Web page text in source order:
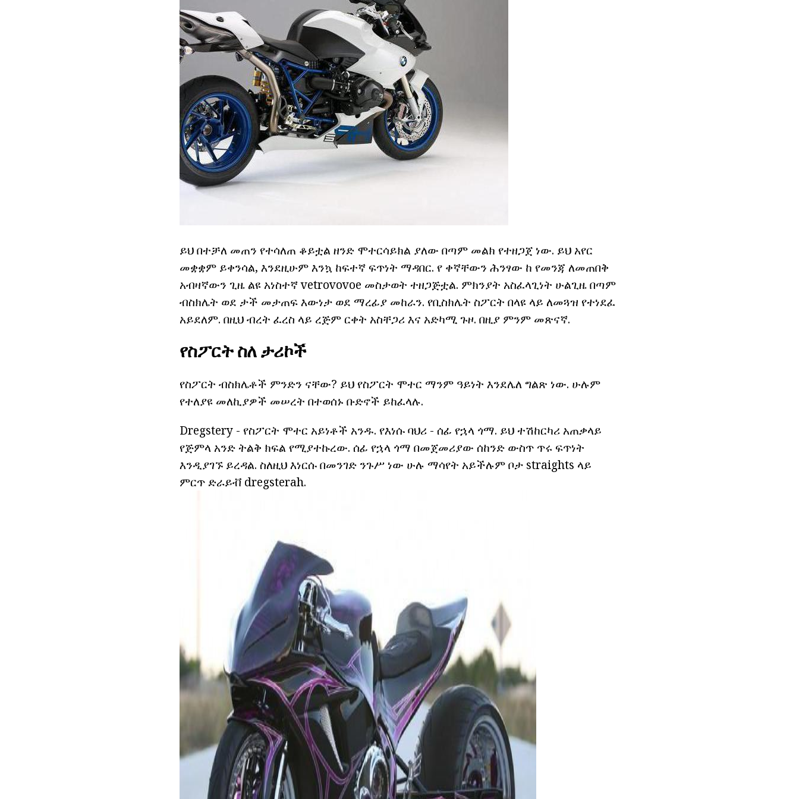
ይህ በተቻለ መጠን የተሳለጠ ቆይቷል ዘንድ ሞተርሳይክል ያለው በጣም መልክ የተዘጋጀ ነው. ይህ አየር
መቋቋም ይቀንሳል, እንደዚሁም እንኳ ከፍተኛ ፍጥነት ማዳበር. የ ቀኛቸውን ሕንፃው ከ የመንጃ ለመጠበቅ
አብዛኛውን ጊዜ ልዩ አነስተኛ vetrovovoe መስታወት ተዘጋጅቷል. ምክንያት አስፈላጊነት ሁልጊዜ በጣም
ብስክሌት ወደ ታች መታጠፍ እውነታ ወደ ማረፊያ መከራን. የቢስክሌት ስፖርት በላዩ ላይ ለመጓዝ የተነደፈ
አይደለም. በዚህ ብረት ፈረስ ላይ ረጅም ርቀት አስቸጋሪ እና አድካሚ ጉዞ. በዚያ ምንም መጽናኛ.
የስፖርት ስለ ታሪኮች
የስፖርት ብስክሌቶች ምንድን ናቸው? ይህ የስፖርት ሞተር ማንም ዓይነት እንደሌለ ግልጽ ነው. ሁሉም
የተለያዩ መለኪያዎች መሠረት በተወሰኑ ቡድኖች ይከፈላሉ.
Dregstery - የስፖርት ሞተር አይነቶች አንዱ. የእነሱ ባህሪ - ሰፊ የኋላ ጎማ. ይህ ተሽከርካሪ አጠቃላይ
የጅምላ አንድ ትልቅ ክፍል የሚያተኩረው. ሰፊ የኋላ ጎማ በመጀመሪያው ሰከንድ ውስጥ ጥሩ ፍጥነት
እንዲያገኙ ይረዳል. ስለዚህ እነርሱ በመንገድ ንጉሥ ነው ሁሉ ማሳየት አይችሉም ቦታ straights ላይ
ምርጥ ድራይቭ dregsterah.